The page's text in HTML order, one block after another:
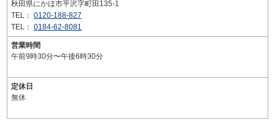
秋田県にかほ市平沢字町田135-1
TEL： 0120-188-827
TEL： 0184-62-8081
営業時間
午前9時30分〜午後6時30分
定休日
無休